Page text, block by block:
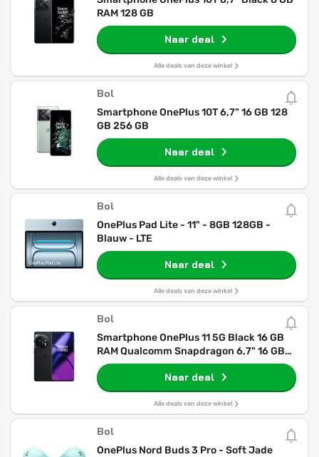
RAM 128 GB
Naar deal
Alle deals van deze winkel
Bol
Smartphone OnePlus 10T 6,7" 16 GB 128
GB 256 GB
Naar deal
Alle deals van deze winkel
Bol
OnePlus Pad Lite - 11" - 8GB 128GB -
Blauw - LTE
Naar deal
Alle deals van deze winkel
Bol
Smartphone OnePlus 11 5G Black 16 GB
RAM Qualcomm Snapdragon 6,7" 16 GB
256 GB
Naar deal
Alle deals van deze winkel
Bol
OnePlus Nord Buds 3 Pro - Soft Jade